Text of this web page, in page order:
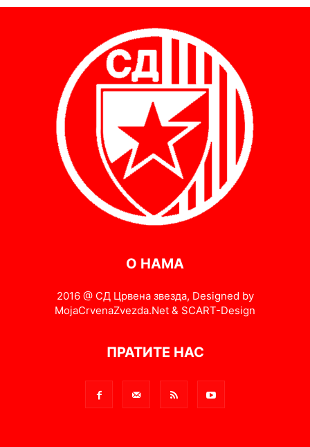
О НАМА
2016 @ СД Црвена звезда, Designed by
MojaCrvenaZvezda.Net & SCART-Design
ПРАТИТЕ НАС